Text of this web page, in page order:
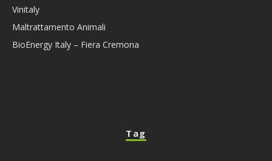
Vinitaly
Maltrattamento Animali
BioEnergy Italy – Fiera Cremona
Tag